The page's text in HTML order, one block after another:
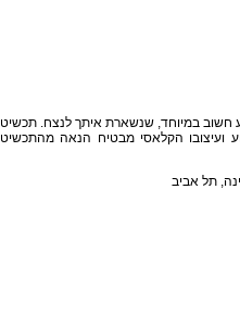
חשוב במיוחד, שנשארת איתך לנצח. תכשיט
ועיצובו הקלאסי מבטיח הנאה מהתכשיט